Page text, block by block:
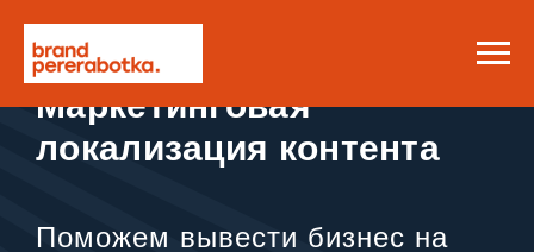
Маркетинговая
локализация контента
Поможем вывести бизнес на